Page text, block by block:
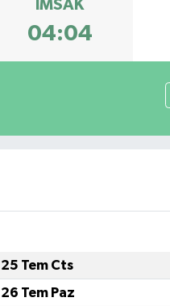
İMSAK
04:04
25 Tem Cts
26 Tem Paz